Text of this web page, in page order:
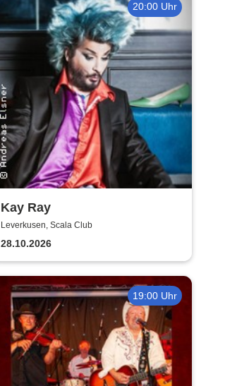
20:00 Uhr
Kay Ray
Leverkusen, Scala Club
28.10.2026
19:00 Uhr